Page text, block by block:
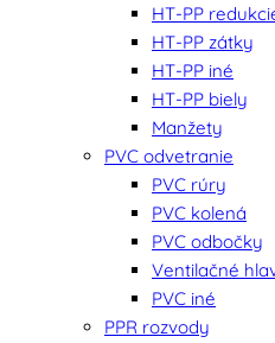
HT-PP
HT-PP zátky
HT-PP iné
HT-PP biely
Manžety
PVC odvetranie
PVC rúry
PVC kolená
PVC odbočky
Ventilačné
PVC iné
PPR rozvody